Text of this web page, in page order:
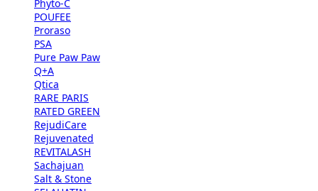
Phyto-C
POUFEE
Proraso
PSA
Pure Paw Paw
Q+A
Qtica
RARE PARIS
RATED GREEN
RejudiCare
Rejuvenated
REVITALASH
Sachajuan
Salt & Stone